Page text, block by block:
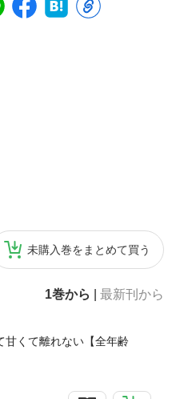
未購入巻をまとめて買う
1巻から 最新刊から
甘くて離れない【全年齢